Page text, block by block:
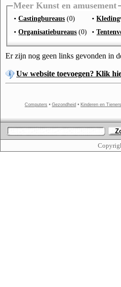
Meer Kunst en amusement
•Castingbureaus (0) •
•Organisatiebureaus (0) •
Er zijn nog geen links gevonden in
Uw website toevoegen? Klik
Computers • Gezondheid • Kinderen en Tieners